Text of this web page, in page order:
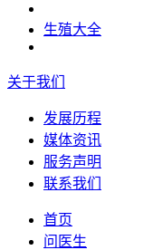
生殖大全
关于我们
发展历程
媒体资讯
服务声明
联系我们
首页
问医生